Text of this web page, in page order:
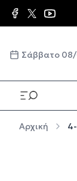
Παράκαμψη προς
Σάββατο
Αρχική